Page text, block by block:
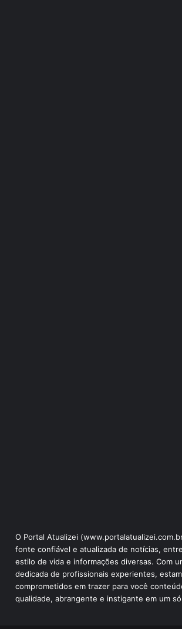
O Portal Atualizei
fonte confiável e atualizada de notícias,
estilo de vida e informações diversas. Com
dedicada de profissionais experientes,
comprometidos em trazer para você
qualidade, abrangente e instigante em um